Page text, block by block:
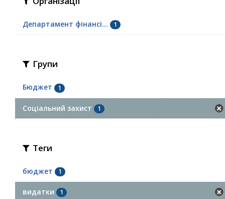
Департамент фінансі... 1
Групи
Бюджет 1
Соціальний захист 1
Теги
бюджет 1
видатки 1